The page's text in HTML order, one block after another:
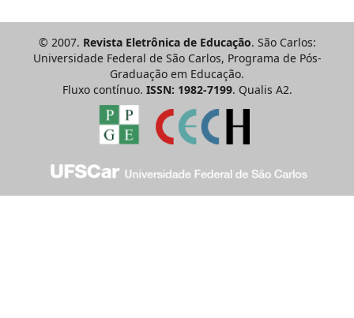
© 2007. Revista Eletrônica de Educação. São Carlos:
Universidade Federal de São Carlos, Programa de Pós-
Graduação em Educação.
Fluxo contínuo. ISSN: 1982-7199. Qualis A2.